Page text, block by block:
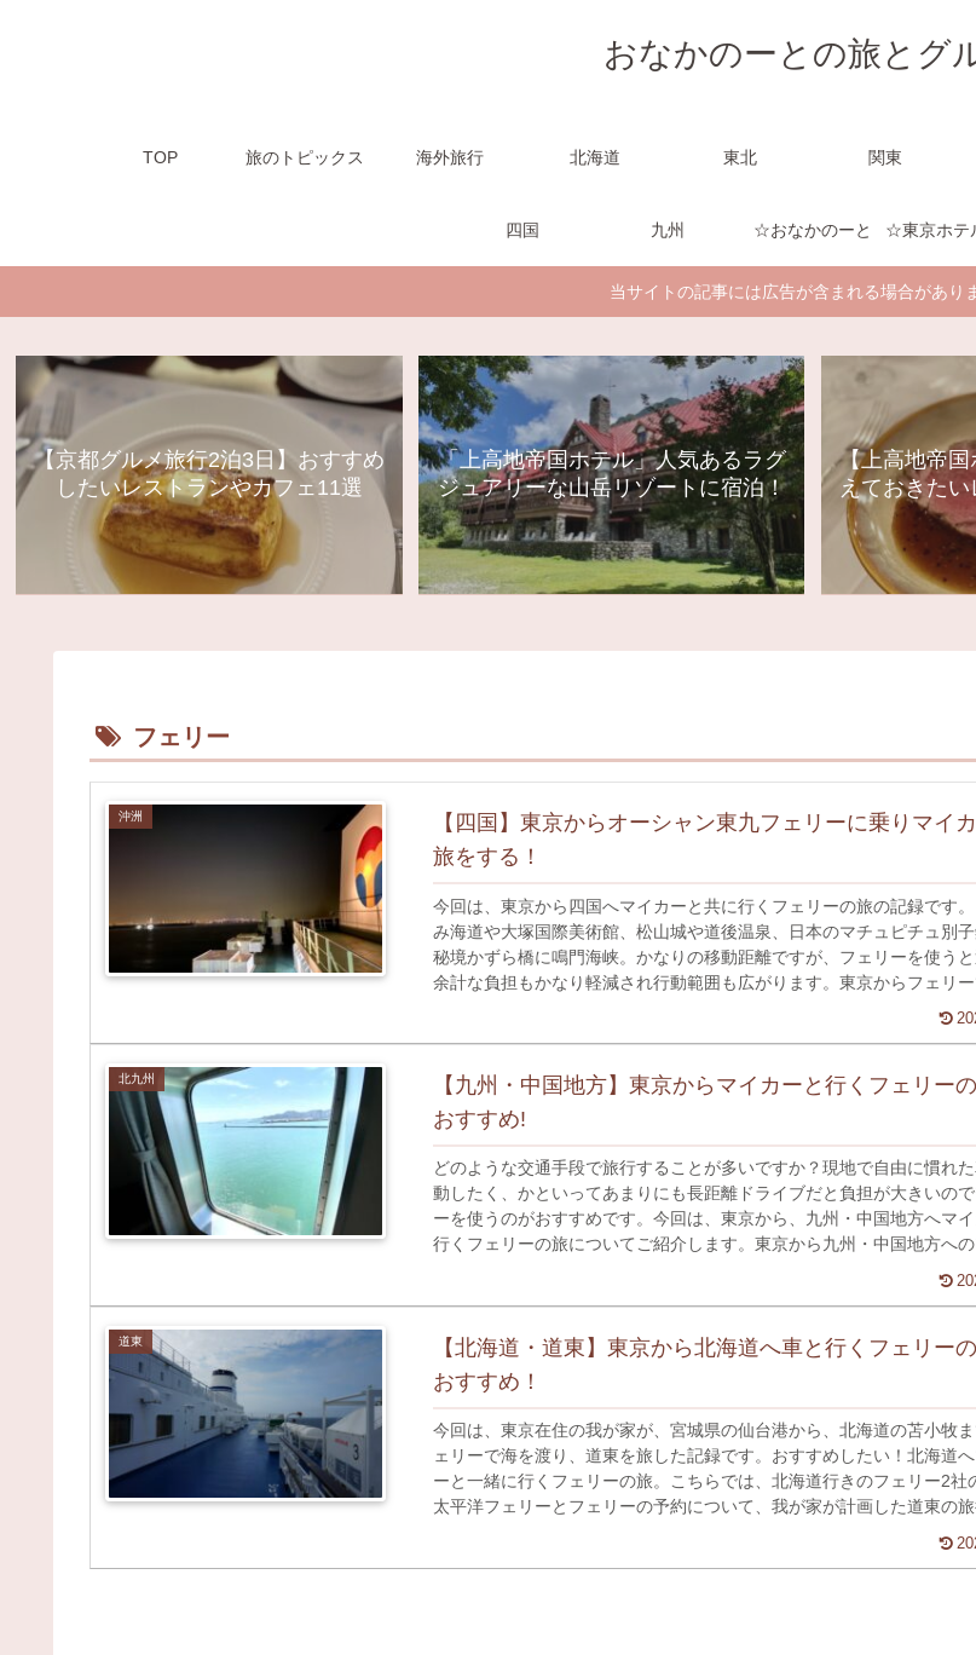
おなかのーとの旅とグ
TOP 旅のトピックス 海外旅行 北海道 東北 関東
四国 九州 ☆おなかのーと
当サイトの記事には広告が含まれる場合があり
【京都グルメ旅行2泊3日】おすすめ
したいレストランやカフェ11選
「上高地帝国ホテル」人気あるラグ
ジュアリーな山岳リゾートに宿泊！
【上高地帝国
えておきた
フェリー
沖洲
【四国】東京からオーシャン東九フェリーに乗りマイ
旅をする！
今回は、東京から四国へマイカーと共に行くフェリーの旅の記録です
み海道や大塚国際美術館、松山城や道後温泉、日本のマチュピチュ別子
秘境かずら橋に鳴門海峡。かなりの移動距離ですが、フェリーを使う
余計な負担もかなり軽減され行動範囲も広がります。東京からフェリー
北九州
【九州・中国地方】東京からマイカーと行くフェリー
おすすめ!
どのような交通手段で旅行することが多いですか？現地で自由に慣れ
動したく、かといってあまりにも長距離ドライブだと負担が大きいので
ーを使うのがおすすめです。今回は、東京から、九州・中国地方へマイ
行くフェリーの旅についてご紹介します。東京から九州・中国地方へ
道東
【北海道・道東】東京から北海道へ車と行くフェリー
おすすめ！
今回は、東京在住の我が家が、宮城県の仙台港から、北海道の苫小牧
ェリーで海を渡り、道東を旅した記録です。おすすめしたい！北海道
ーと一緒に行くフェリーの旅。こちらでは、北海道行きのフェリー2社
太平洋フェリーとフェリーの予約について、我が家が計画した道東の